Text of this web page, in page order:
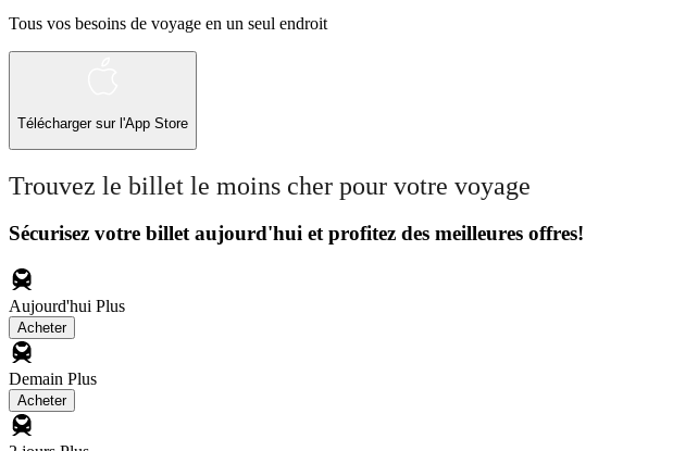
Tous vos besoins de voyage en un seul endroit
Télécharger sur l'App Store
Trouvez le billet le moins cher pour votre voyage
Sécurisez votre billet aujourd'hui et profitez des meilleures offres!
Aujourd'hui Plus
Acheter
Demain Plus
Acheter